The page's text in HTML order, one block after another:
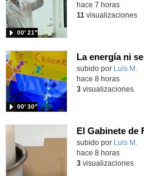
00′ 21″
hace 7 horas
11 visualizaciones
Contenido educativo.
subido por Luis M.
00′ 30″
hace 8 horas
3visualizaciones
Contenido educativo.
subido por Luis M.
hace 8 horas
3visualizaciones